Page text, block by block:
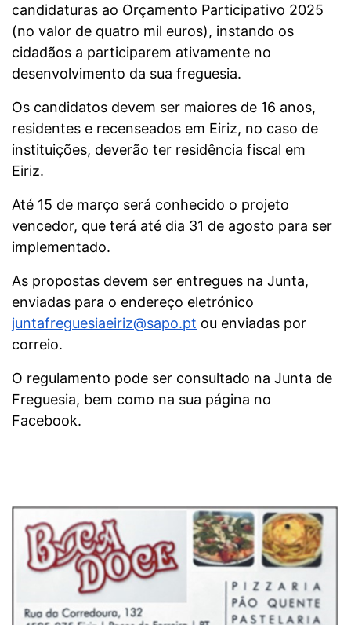
candidaturas ao Orçamento Participativo 2025
(no valor de quatro mil euros), instando os
cidadãos a participarem ativamente no
desenvolvimento da sua freguesia.
Os candidatos devem ser maiores de 16 anos,
residentes e recenseados em Eiriz, no caso de
instituições, deverão ter residência fiscal em
Eiriz.
Até 15 de março será conhecido o projeto
vencedor, que terá até dia 31 de agosto para ser
implementado.
As propostas devem ser entregues na Junta,
enviadas para o endereço eletrónico
juntafreguesiaeiriz@sapo.pt ou enviadas por
correio.
O regulamento pode ser consultado na Junta de
Freguesia, bem como na sua página no
Facebook.